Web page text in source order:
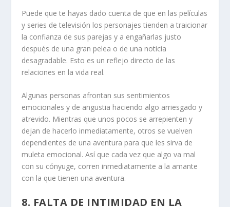
Puede que te hayas dado cuenta de que en las películas
y series de televisión los personajes tienden a traicionar
la confianza de sus parejas y a engañarlas justo
después de una gran pelea o de una noticia
desagradable. Esto es un reflejo directo de las
relaciones en la vida real.
Algunas personas afrontan sus sentimientos
emocionales y de angustia haciendo algo arriesgado y
atrevido. Mientras que unos pocos se arrepienten y
dejan de hacerlo inmediatamente, otros se vuelven
dependientes de una aventura para que les sirva de
muleta emocional. Así que cada vez que algo va mal
con su cónyuge, corren inmediatamente a la amante
con la que tienen una aventura.
8. FALTA DE INTIMIDAD EN LA